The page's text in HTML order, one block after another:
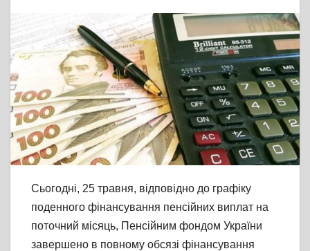
Сьогодні, 25 травня, відповідно до графіку
поденного фінансування пенсійних виплат на
поточний місяць, Пенсійним фондом України
завершено в повному обсязі фінансування